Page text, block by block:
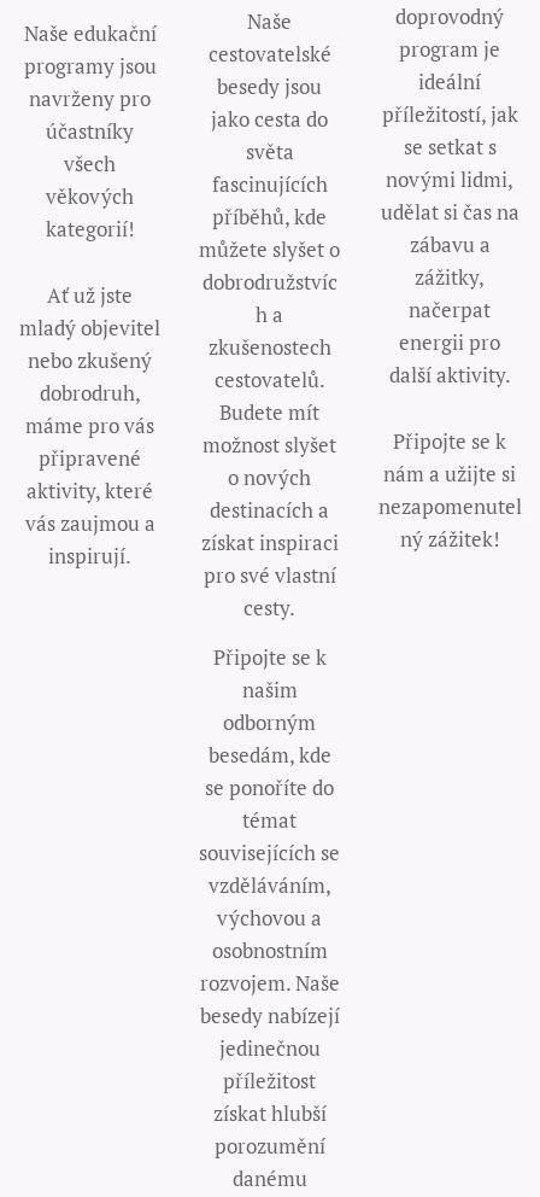
Naše edukační
programy jsou
navrženy pro
účastníky
všech
věkových
kategorií!
Ať už jste
mladý objevitel
nebo zkušený
dobrodruh,
máme pro vás
připravené
aktivity, které
vás zaujmou a
inspirují.
Naše
cestovatelské
besedy jsou
jako cesta do
světa
fascinujících
příběhů, kde
můžete slyšet o
dobrodružstvíc
h a
zkušenostech
cestovatelů.
Budete mít
možnost slyšet
o nových
destinacích a
získat inspiraci
pro své vlastní
cesty.
Připojte se k
našim
odborným
besedám, kde
se ponoříte do
témat
souvisejících se
vzděláváním,
výchovou a
osobnostním
rozvojem. Naše
besedy nabízejí
jedinečnou
příležitost
získat hlubší
porozumění
danému
doprovodný
program je
ideální
příležitostí, jak
se setkat s
novými lidmi,
udělat si čas na
zábavu a
zážitky,
načerpat
energii pro
další aktivity.
Připojte se k
nám a užijte si
nezapomenutel
ný zážitek!